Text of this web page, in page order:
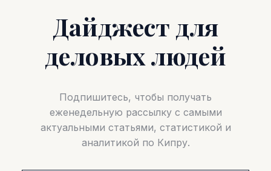
Дайджест для
деловых людей
Подпишитесь, чтобы получать
еженедельную рассылку с самыми
актуальными статьями, статистикой и
аналитикой по Кипру.